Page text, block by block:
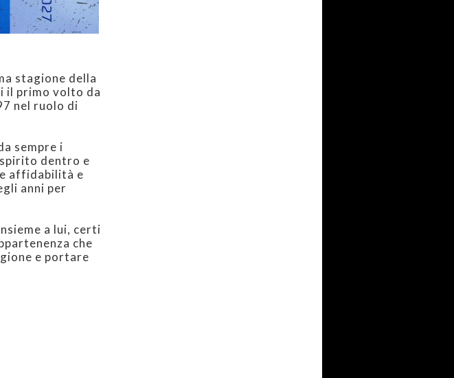
stagione della
il primo volto da
nel ruolo di
sempre i
dentro e
affidabilità e
anni per
a lui, certi
che
e portare